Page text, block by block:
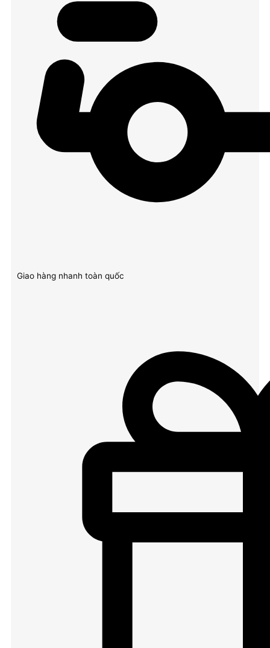
Giao hàng nhanh toàn quốc